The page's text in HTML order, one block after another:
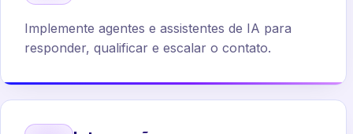
Implemente agentes e assistentes de IA para
responder, qualificar e escalar o contato.